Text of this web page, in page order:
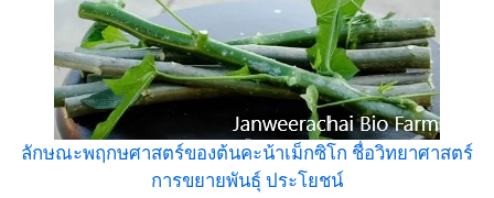
ลักษณะพฤกษศาสตร์ของต้นคะน้าเม็กซิโก ชื่อวิทยาศาสตร์
การขยายพันธุ์ ประโยชน์